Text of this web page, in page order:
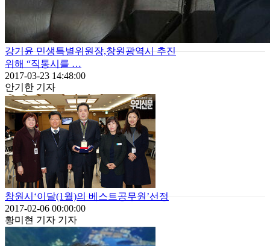
강기윤 민생특별위원장,창원광역시 추진
위해 “직통시를 …
2017-03-23 14:48:00
안기한 기자
창원시‘이달(1월)의 베스트공무원’선정
2017-02-06 00:00:00
황미현 기자 기자